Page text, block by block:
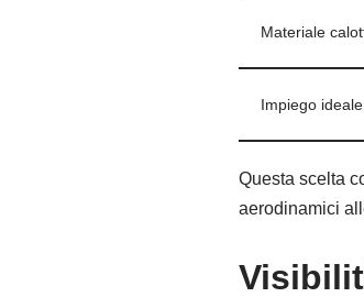
Materiale
Impiego ideale
Questa scelta
aerodinamici